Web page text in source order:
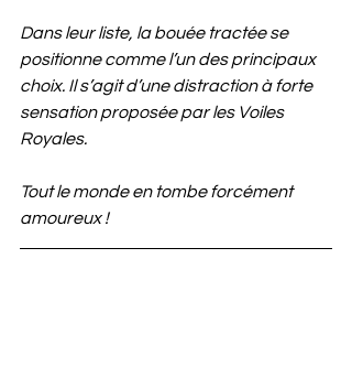
Dans leur liste, la bouée tractée se
positionne comme l’un des principaux
choix. Il s’agit d’une distraction à forte
sensation proposée par les Voiles
Royales.
Tout le monde en tombe forcément
amoureux !